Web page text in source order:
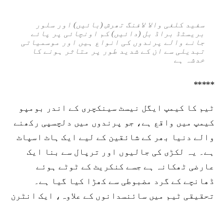
سفید کلغی والا لافنگ تھرش (بائیں) اور سلور
بریسٹڈ براڈ بل (دائیں) کم اونچائی پر پائے
جانے والے پرندوں کی انواع ہیں اور موسمیاتی
تبدیلی سے ان کے شدید طور پر متاثر ہونے کا
خدشہ ہے
*****
ٹیم کا کیمپ ایگل نیسٹ سینکچری کے اندر بومپو
کیمپ میں واقع ہے، جو پرندوں میں دلچسپی رکھنے
والے دنیا بھر کے شائقین کے لیے ایک ہاٹ اسپاٹ
ہے۔ یہ لکڑی کی جالیوں اور ترپال سے بنا ایک
عارضی ٹھکانہ ہے جسے کنکریٹ کے ٹوٹے ہوئے
ڈھانچے کے گرد مضبوطی سے کھڑا کیا گیا ہے۔
تحقیقی ٹیم میں سائنسدانوں کے علاوہ، ایک انٹرن